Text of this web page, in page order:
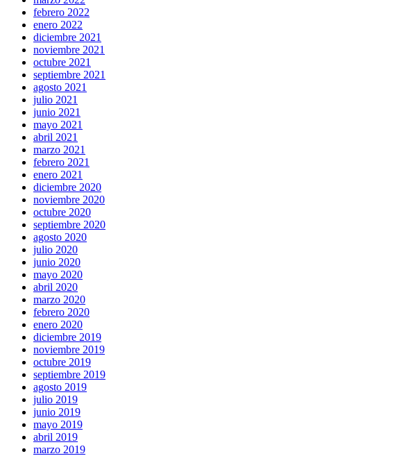
febrero 2022
enero 2022
diciembre 2021
noviembre 2021
octubre 2021
septiembre 2021
agosto 2021
julio 2021
junio 2021
mayo 2021
abril 2021
marzo 2021
febrero 2021
enero 2021
diciembre 2020
noviembre 2020
octubre 2020
septiembre 2020
agosto 2020
julio 2020
junio 2020
mayo 2020
abril 2020
marzo 2020
febrero 2020
enero 2020
diciembre 2019
noviembre 2019
octubre 2019
septiembre 2019
agosto 2019
julio 2019
junio 2019
mayo 2019
abril 2019
marzo 2019